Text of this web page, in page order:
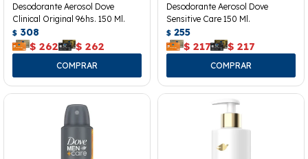
Desodorante Aerosol Dove
Clinical Original 96hs. 150 Ml.
$ 308
$ 262 $ 262
Desodorante Aerosol Dove
Sensitive Care 150 Ml.
$ 255
$ 217 $ 217